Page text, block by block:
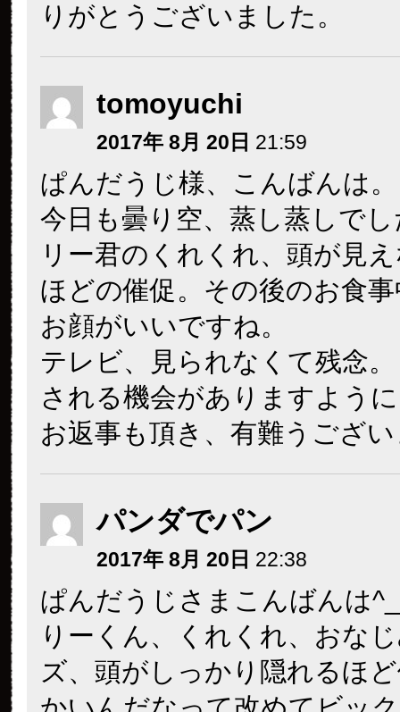
りがとうございました。
tomoyuchi
2017年 8月 20日 21:59
ぱんだうじ様、こんばんは。
今日も曇り空、蒸し蒸しで
リー君のくれくれ、頭が見
ほどの催促。その後のお食
お顔がいいですね。
テレビ、見られなくて残念
される機会がありますよう
お返事も頂き、有難うござ
パンダでパン
2017年 8月 20日 22:38
ぱんだうじさまこんばんは
りーくん、くれくれ、おな
ズ、頭がしっかり隠れるほ